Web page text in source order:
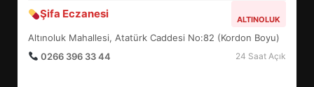
Şifa Eczanesi ALTINOLUK
Altınoluk Mahallesi, Atatürk Caddesi No:82 (Kordon Boyu)
0266 396 33 44
24 Saat Açık
7
YENİ YÖNETİM NASIL
ŞEKİLLENDİ?